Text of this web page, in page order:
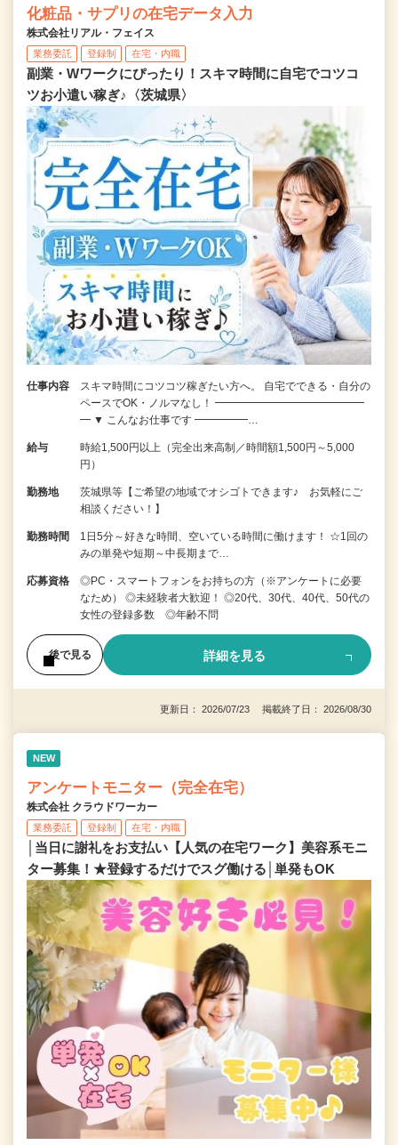
化粧品・サプリの在宅データ入力
株式会社リアル・フェイス
業務委託 登録制 在宅・内職
副業・Wワークにぴったり！スキマ時間に自宅でコツコ
ツお小遣い稼ぎ♪〈茨城県〉
仕事内容
スキマ時間にコツコツ稼ぎたい方へ。 自宅でできる・自分の
ペースでOK・ノルマなし！ ━━━━━━━━━━━━━━
━ ▼ こんなお仕事です ━━━━━…
給与
時給1,500円以上（完全出来高制／時間額1,500円～5,000
円）
勤務地
茨城県等【ご希望の地域でオシゴトできます♪ お気軽にご
相談ください！】
勤務時間
1日5分～好きな時間、空いている時間に働けます！ ☆1回の
みの単発や短期～中長期まで…
応募資格
◎PC・スマートフォンをお持ちの方（※アンケートに必要
なため） ◎未経験者大歓迎！ ◎20代、30代、40代、50代の
女性の登録多数 ◎年齢不問
後で見る 詳細を見る
更新日： 2026/07/23 掲載終了日： 2026/08/30
NEW
アンケートモニター（完全在宅）
株式会社 クラウドワーカー
業務委託 登録制 在宅・内職
│当日に謝礼をお支払い【人気の在宅ワーク】美容系モニ
ター募集！★登録するだけでスグ働ける│単発もOK